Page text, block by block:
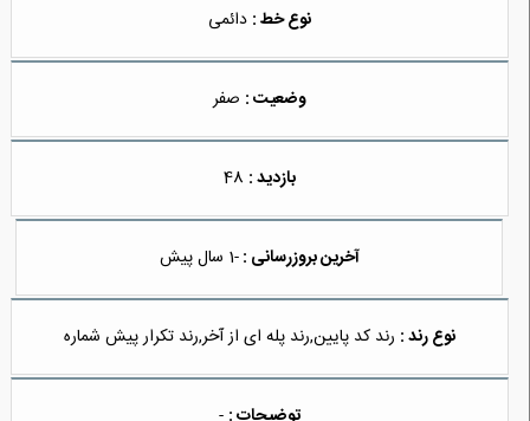
نوع خط : دائمی
وضعیت : صفر
بازدید :
آخرین بروزرسانی :-1 سال پیش
نوع رند : رند کد پایین,رند پله ای از آخر,رند تکرار پیش شماره